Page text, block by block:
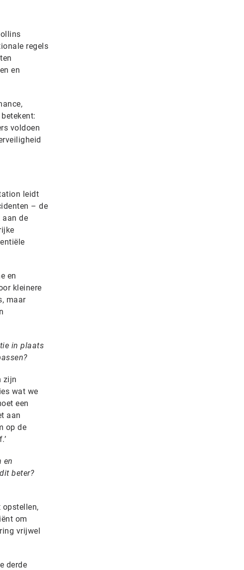
regels
en
voldoen
leidt
– de
aan de
en
kleinere
maar
in plaats
zijn
wat we
een
aan
op de
en
beter?
opstellen,
om
vrijwel
derde